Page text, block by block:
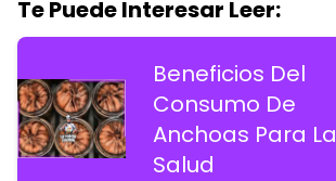
Te Puede Interesar Leer:
Beneficios Del
Consumo De
Anchoas Para La
Salud